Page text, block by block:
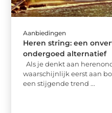
Aanbiedingen
Heren string: een
ondergoed alternatief
Als je denkt aan
waarschijnlijk eerst aan
een stijgende trend ...